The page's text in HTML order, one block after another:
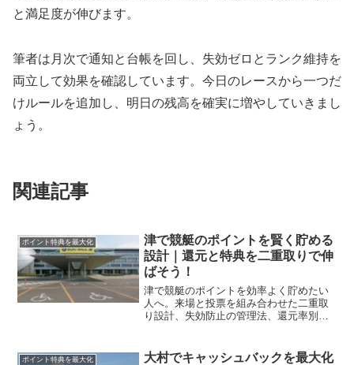
と満足度が伸びます。
筆者は月次で通知と台帳を回し、失効ゼロとランク維持を
両立して効果を確認しています。今日のレースから一つだ
けルールを追加し、明日の残高を確実に増やしていきまし
ょう。
関連記事
ポイント特典を最大化
津で競艇のポイントを賢く貯める
設計｜還元と特典を二重取りで伸
ばそう！
津で競艇のポイントを効率よく貯めたい
人へ。来場と投票を組み合わせた二重取
り設計、失効防止の管理法、還元率別の
ポイント特典を最大化
大村でキャッシュバックを最大化